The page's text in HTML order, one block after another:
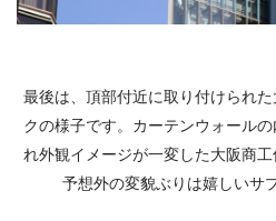
最後は、頂部付近に取り付けられ
クの様子です。カーテンウォール
れ外観イメージが一変した大阪商
予想外の変貌ぶりは嬉しいサ